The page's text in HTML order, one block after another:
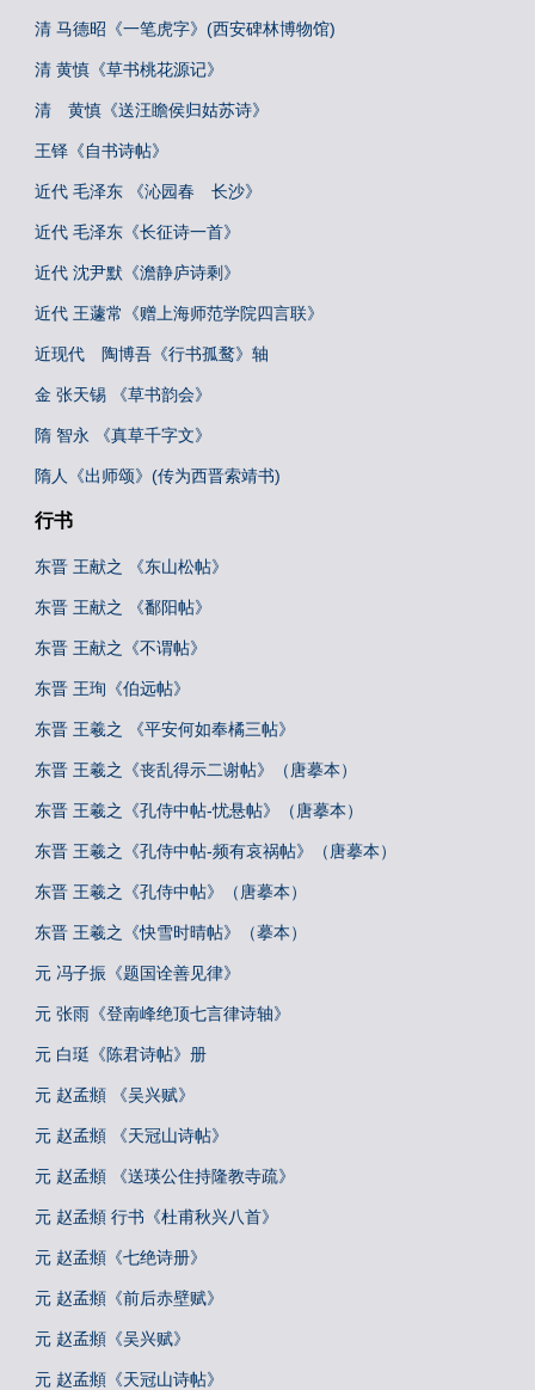
清 马德昭《一笔虎字》(西安碑林博物馆)
清 黄慎《草书桃花源记》
清 黄慎《送汪瞻侯归姑苏诗》
王铎《自书诗帖》
近代 毛泽东 《沁园春 长沙》
近代 毛泽东《长征诗一首》
近代 沈尹默《澹静庐诗剩》
近代 王蘧常《赠上海师范学院四言联》
近现代 陶博吾《行书孤鹜》轴
金 张天锡 《草书韵会》
隋 智永 《真草千字文》
隋人《出师颂》(传为西晋索靖书)
行书
东晋 王献之 《东山松帖》
东晋 王献之 《鄱阳帖》
东晋 王献之《不谓帖》
东晋 王珣《伯远帖》
东晋 王羲之 《平安何如奉橘三帖》
东晋 王羲之《丧乱得示二谢帖》（唐摹本）
东晋 王羲之《孔侍中帖-忧悬帖》（唐摹本）
东晋 王羲之《孔侍中帖-频有哀祸帖》（唐摹本）
东晋 王羲之《孔侍中帖》（唐摹本）
东晋 王羲之《快雪时晴帖》（摹本）
元 冯子振《题国诠善见律》
元 张雨《登南峰绝顶七言律诗轴》
元 白珽《陈君诗帖》册
元 赵孟頫 《吴兴赋》
元 赵孟頫 《天冠山诗帖》
元 赵孟頫 《送瑛公住持隆教寺疏》
元 赵孟頫 行书《杜甫秋兴八首》
元 赵孟頫《七绝诗册》
元 赵孟頫《前后赤壁赋》
元 赵孟頫《吴兴赋》
元 赵孟頫《天冠山诗帖》